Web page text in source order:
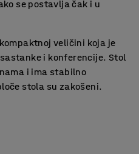
se postavlja čak i u
veličini koja je
i konferencije. Stol
i ima stabilno
stola su zakošeni.